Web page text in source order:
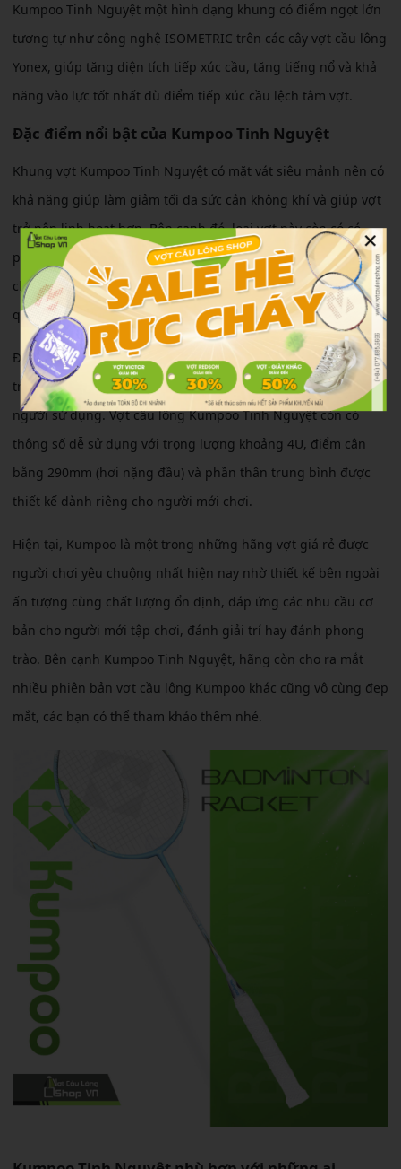
Kumpoo Tinh Nguyệt một hình dạng khung có điểm ngọt lớn
tương tự như công nghệ ISOMETRIC trên các cây vợt cầu lông
Yonex, giúp tăng diện tích tiếp xúc cầu, tăng tiếng nổ và khả
năng vào lực tốt nhất dù điểm tiếp xúc cầu lệch tâm vợt.
Đặc điểm nổi bật của Kumpoo Tinh Nguyệt
Khung vợt Kumpoo Tinh Nguyệt có mặt vát siêu mảnh nên có
khả năng giúp làm giảm tối đa sức cản không khí và giúp vợt
trở nên linh hoạt hơn. Bên cạnh đó, loại vợt này còn có có
phần thân nhẹ, độ dẻo trung bình và trợ lực tốt giúp người
chơi hất cầu, chặn cầu và chỉnh hướng phòng thủ đạt hiệu
quả tốt.
Được thiết kế bề ngoài hiện đại kết hợp với tone màu xanh
trắng chủ đạo mang đến sự năng động và trẻ trung cho
người sử dụng. Vợt cầu lông Kumpoo Tinh Nguyệt còn có
thông số dễ sử dụng với trọng lượng khoảng 4U, điểm cân
bằng 290mm (hơi nặng đầu) và phần thân trung bình được
thiết kế dành riêng cho người mới chơi.
Hiện tại, Kumpoo là một trong những hãng vợt giá rẻ được
người chơi yêu chuộng nhất hiện nay nhờ thiết kế bên ngoài
ấn tượng cùng chất lượng ổn định, đáp ứng các nhu cầu cơ
bản cho người mới tập chơi, đánh giải trí hay đánh phong
trào. Bên cạnh Kumpoo Tinh Nguyệt, hãng còn cho ra mắt
nhiều phiên bản vợt cầu lông Kumpoo khác cũng vô cùng đẹp
mắt, các bạn có thể tham khảo thêm nhé.
×